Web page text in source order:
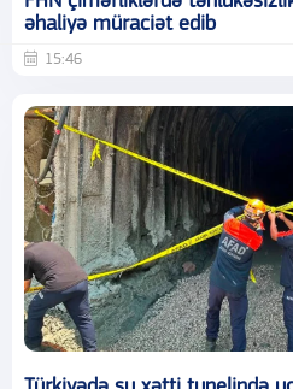
əhaliyə müraciət edib
15:46